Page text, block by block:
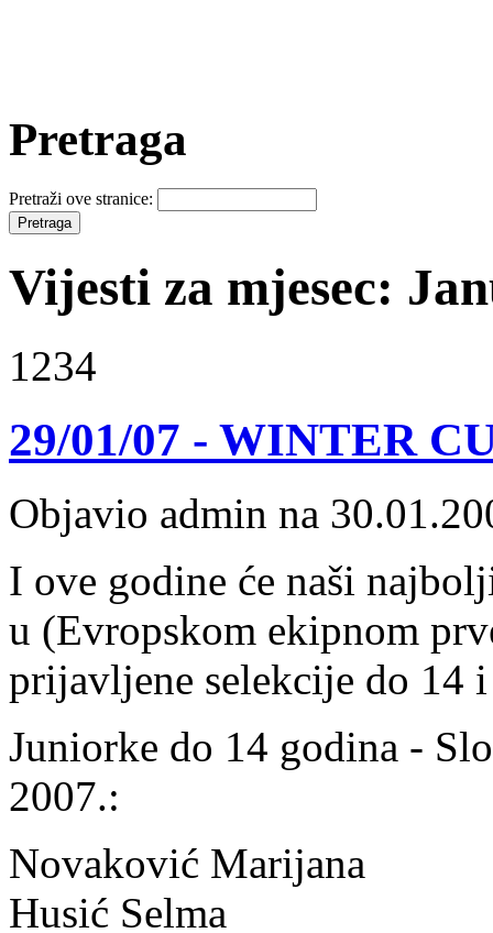
Pretraga
Pretraži ove stranice:
Vijesti za mjesec:
1234
29/01/07 - WINTER
Objavio admin na
I ove godine će naši
u (Evropskom ekipnom
prijavljene selekcije do 14
Juniorke do 14 godina -
2007.:
Novaković Marijana
Husić Selma